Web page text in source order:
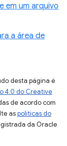
em um arquivo
a área de
desta página é
4.0 do Creative
de acordo com
aspolíticas do
da Oracle